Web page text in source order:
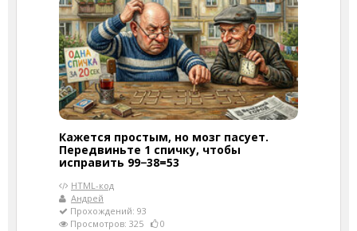
Кажется простым, но мозг пасует.
Передвиньте 1 спичку, чтобы
исправить 99−38=53
HTML-код
Андрей
Прохождений: 93
Просмотров: 325
0